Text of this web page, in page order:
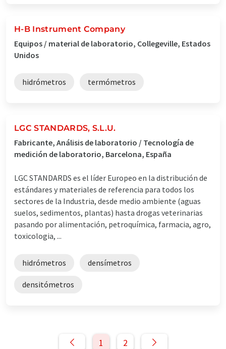
H-B Instrument Company
Equipos / material de laboratorio, Collegeville, Estados
Unidos
hidrómetros termómetros
LGC STANDARDS, S.L.U.
Fabricante, Análisis de laboratorio / Tecnología de
medición de laboratorio, Barcelona, España
LGC STANDARDS es el líder Europeo en la distribución de
estándares y materiales de referencia para todos los
sectores de la Industria, desde medio ambiente (aguas
suelos, sedimentos, plantas) hasta drogas veterinarias
pasando por alimentación, petroquímica, farmacia, agro,
toxicologia, ...
hidrómetros densímetros
densitómetros
1 2